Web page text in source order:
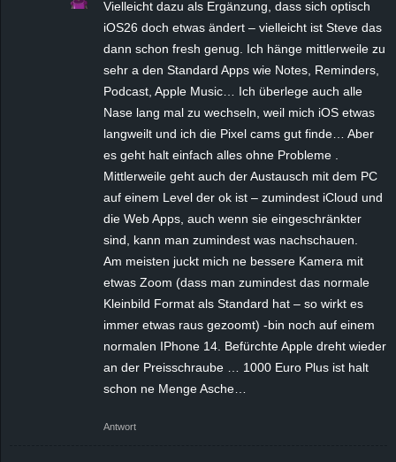
Vielleicht dazu als Ergänzung, dass sich optisch
iOS26 doch etwas ändert – vielleicht ist Steve das
dann schon fresh genug. Ich hänge mittlerweile zu
sehr a den Standard Apps wie Notes, Reminders,
Podcast, Apple Music… Ich überlege auch alle
Nase lang mal zu wechseln, weil mich iOS etwas
langweilt und ich die Pixel cams gut finde… Aber
es geht halt einfach alles ohne Probleme .
Mittlerweile geht auch der Austausch mit dem PC
auf einem Level der ok ist – zumindest iCloud und
die Web Apps, auch wenn sie eingeschränkter
sind, kann man zumindest was nachschauen.
Am meisten juckt mich ne bessere Kamera mit
etwas Zoom (dass man zumindest das normale
Kleinbild Format als Standard hat – so wirkt es
immer etwas raus gezoomt) -bin noch auf einem
normalen IPhone 14. Befürchte Apple dreht wieder
an der Preisschraube … 1000 Euro Plus ist halt
schon ne Menge Asche…
Antwort